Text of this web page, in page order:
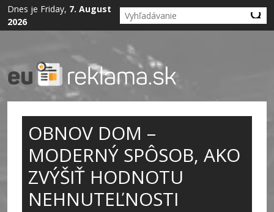
Dnes je Friday, 7. August
2026
OBNOV DOM –
MODERNÝ SPÔSOB, AKO
ZVÝŠIŤ HODNOTU
NEHNUTEĽNOSTI